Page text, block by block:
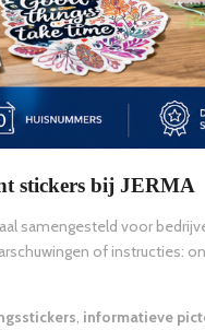
stickers bij JERMA
samengesteld voor
of instructies:
informatieve